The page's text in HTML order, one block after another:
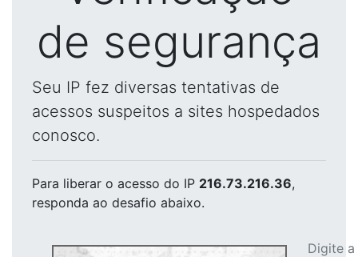
de segurança
Seu IP fez diversas tentativas de
acessos suspeitos a sites hospedados
conosco.
Para liberar o acesso do IP 216.73.216.36,
responda ao desafio abaixo.
Digite